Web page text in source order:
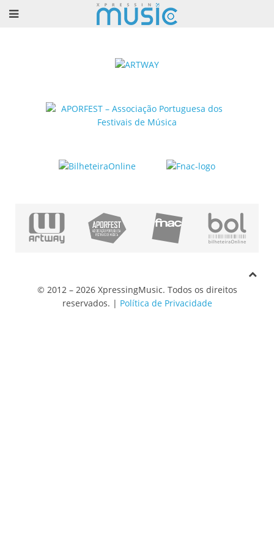
© 2012 – 2026 XpressingMusic. Todos os direitos
reservados. | Política de Privacidade